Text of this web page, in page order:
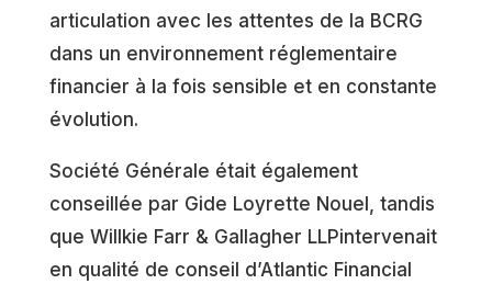
articulation avec les attentes de la BCRG
dans un environnement réglementaire
financier à la fois sensible et en constante
évolution.
Société Générale était également
conseillée par Gide Loyrette Nouel, tandis
que Willkie Farr & Gallagher LLPintervenait
en qualité de conseil d’Atlantic Financial